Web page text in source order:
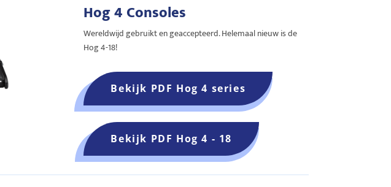
Hog 4 Consoles
Wereldwijd gebruikt en geaccepteerd. Helemaal nieuw is de
Hog 4-18!
Bekijk PDF Hog 4 series
Bekijk PDF Hog 4 - 18